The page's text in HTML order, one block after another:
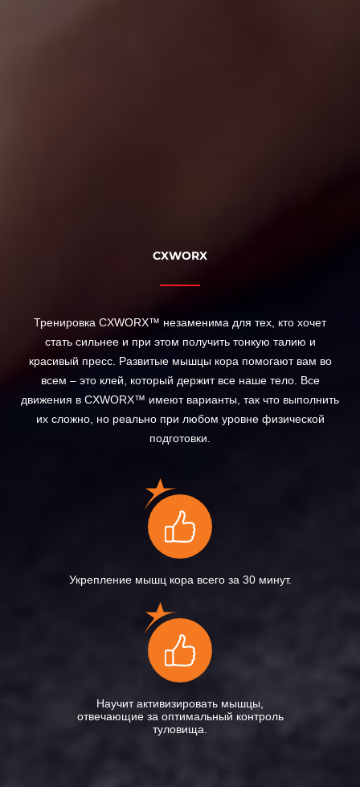
CXWORX
Тренировка CXWORX™ незаменима для тех, кто хочет
стать сильнее и при этом получить тонкую талию и
красивый пресс. Развитые мышцы кора помогают вам во
всем – это клей, который держит все наше тело. Все
движения в CXWORX™ имеют варианты, так что выполнить
их сложно, но реально при любом уровне физической
подготовки.
Укрепление мышц кора всего за 30 минут.
Научит активизировать мышцы,
отвечающие за оптимальный контроль
туловища.